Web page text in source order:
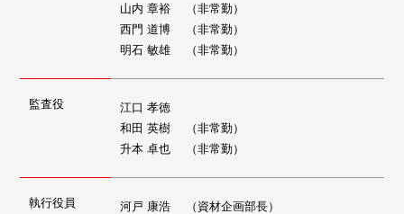
山内 章裕 （非常勤）
西門 道博 （非常勤）
明石 敏雄 （非常勤）
監査役
江口 孝徳
和田 英樹 （非常勤）
升本 卓也 （非常勤）
執行役員
河戸 康浩 （資材企画部長）